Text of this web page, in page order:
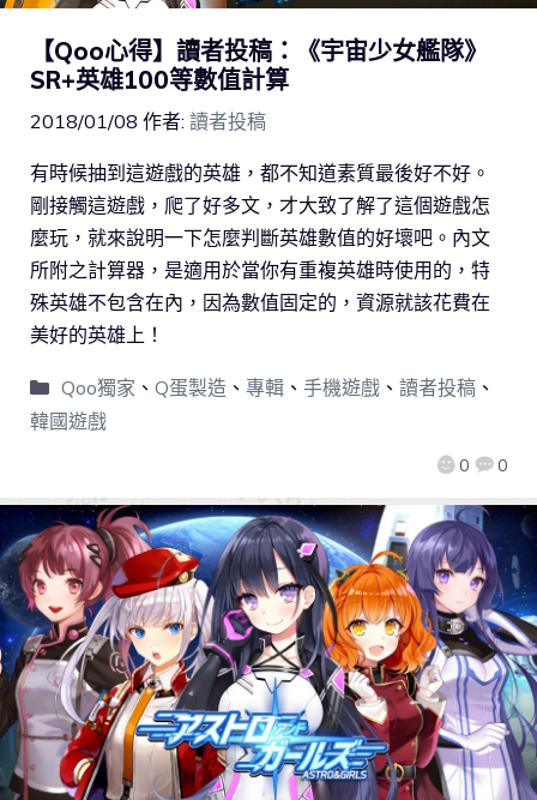
【Qoo心得】讀者投稿：《宇宙少女艦隊》
SR+英雄100等數值計算
2018/01/08 作者: 讀者投稿
0 0
有時候抽到這遊戲的英雄，都不知道素質最後好不好。
剛接觸這遊戲，爬了好多文，才大致了解了這個遊戲怎
麼玩，就來說明一下怎麼判斷英雄數值的好壞吧。內文
所附之計算器，是適用於當你有重複英雄時使用的，特
殊英雄不包含在內，因為數值固定的，資源就該花費在
美好的英雄上！
Qoo獨家 、 Q蛋製造 、 專輯、 手機遊戲、 讀者投稿、
韓國遊戲